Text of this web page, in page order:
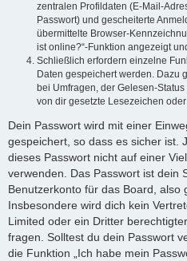
zentralen Profildaten (E-Mail-
Passwort) und gescheiterte
übermittelte Browser-
ist online?“-Funktion angezeigt
Schließlich erfordern einzelne
Daten gespeichert werden. Dazu
bei Umfragen, der Gelesen-
von dir gesetzte Lesezeichen
Dein Passwort wird mit einer
gespeichert, so dass es sicher ist.
dieses Passwort nicht auf einer
verwenden. Das Passwort ist dein
Benutzerkonto für das Board, also
Insbesondere wird dich kein
Limited oder ein Dritter
fragen. Solltest du dein Passwort
die Funktion „Ich habe mein